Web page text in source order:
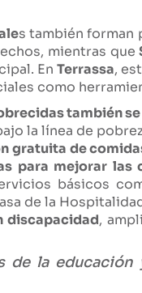
s también forman
mientras que
En Terrassa,
como
también
la línea de
gratuita de
para mejorar
básicos
de la
discapacidad,
de la